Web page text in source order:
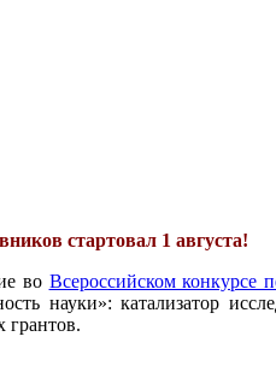
стартовал 1 августа!
во Всероссийском конкурсе
науки»: катализатор
грантов.